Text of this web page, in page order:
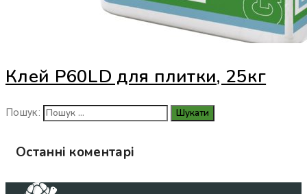
Клей Р60LD для плитки, 25кг
Пошук:
Останні коментарі